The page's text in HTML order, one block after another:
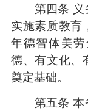
第四条 义务
实施素质教育
年德智体美
德、有文化、
奠定基础。
第五条 本